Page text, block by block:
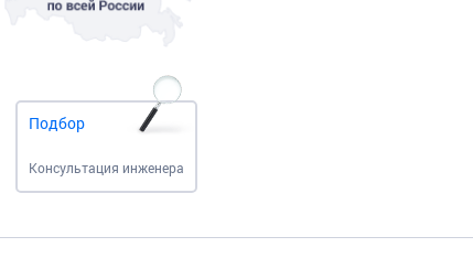
Подбор
Консультация инженера